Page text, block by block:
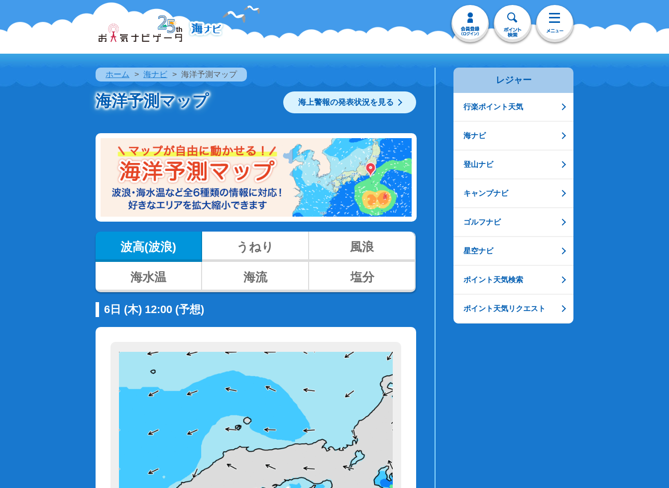
ホーム 海ナビ 海洋予測マップ
海洋予測マップ 海上警報の発表状況を見る
波高(波浪) うねり 風浪
海水温 海流 塩分
6日 (木) 12:00 (予想)
レジャー
行楽ポイント天気
海ナビ
登山ナビ
キャンプナビ
ゴルフナビ
星空ナビ
ポイント天気検索
ポイント天気リクエスト